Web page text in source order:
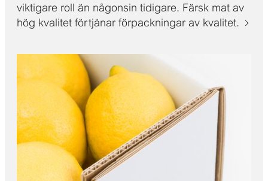
viktigare roll än någonsin tidigare. Färsk mat av
hög kvalitet förtjänar förpackningar av kvalitet.